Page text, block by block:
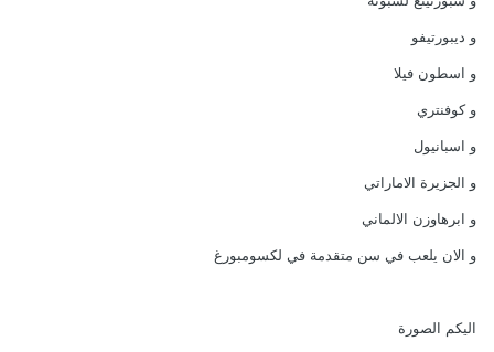
و ديبورتيفو
و اسطون فيلا
و كوفنتري
و اسبانيول
و الجزيرة الاماراتي
و ابرهاوزن الالماني
و الان يلعب في سن متقدمة في لكسومبورغ
اليكم الصورة